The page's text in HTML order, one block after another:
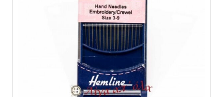
σελίδα
του
προϊόντος